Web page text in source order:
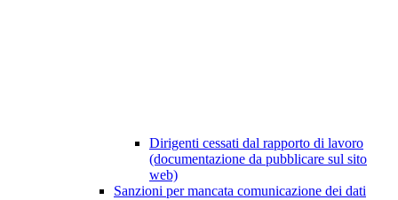
Dirigenti cessati dal rapporto di lavoro
(documentazione da pubblicare sul sito
web)
Sanzioni per mancata comunicazione dei dati